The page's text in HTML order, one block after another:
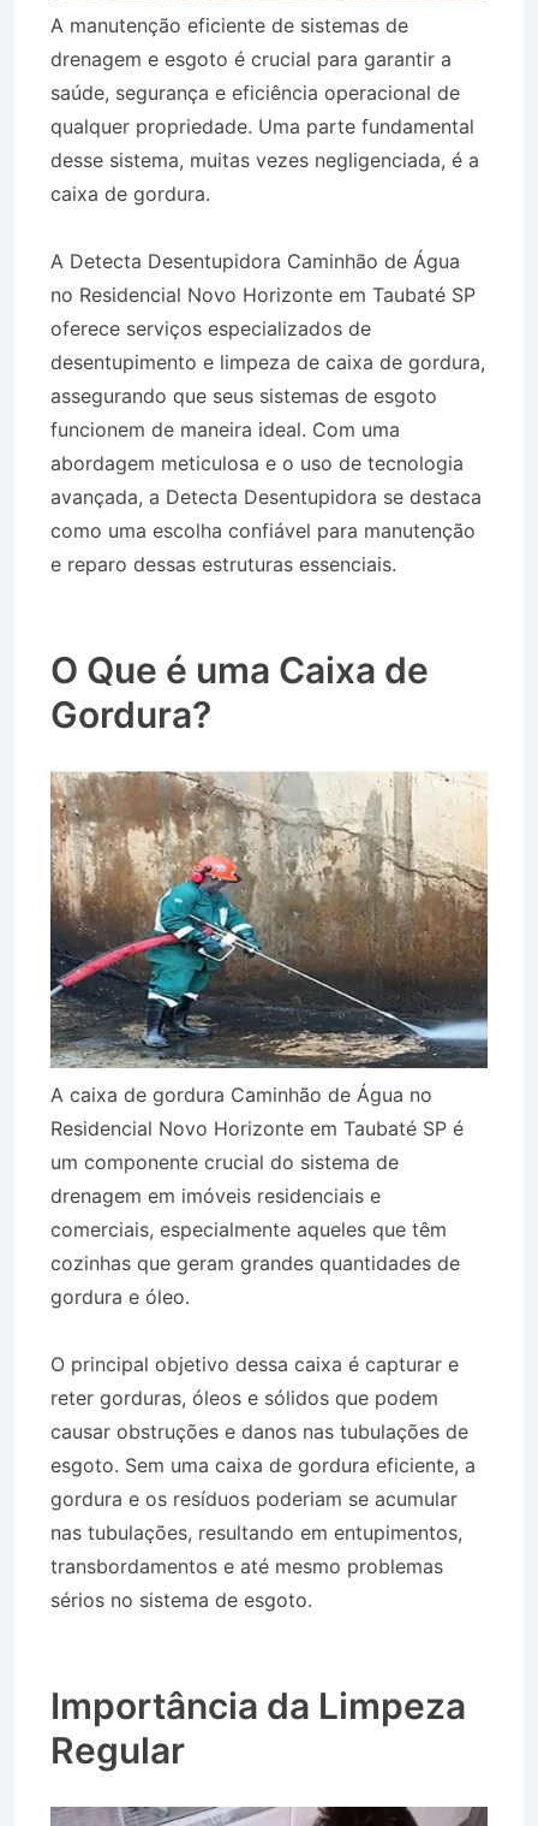
A manutenção eficiente de sistemas de
drenagem e esgoto é crucial para garantir a
saúde, segurança e eficiência operacional de
qualquer propriedade. Uma parte fundamental
desse sistema, muitas vezes negligenciada, é a
caixa de gordura.
A Detecta Desentupidora Caminhão de Água
no Residencial Novo Horizonte em Taubaté SP
oferece serviços especializados de
desentupimento e limpeza de caixa de gordura,
assegurando que seus sistemas de esgoto
funcionem de maneira ideal. Com uma
abordagem meticulosa e o uso de tecnologia
avançada, a Detecta Desentupidora se destaca
como uma escolha confiável para manutenção
e reparo dessas estruturas essenciais.
O Que é uma Caixa de
Gordura?
A caixa de gordura Caminhão de Água no
Residencial Novo Horizonte em Taubaté SP é
um componente crucial do sistema de
drenagem em imóveis residenciais e
comerciais, especialmente aqueles que têm
cozinhas que geram grandes quantidades de
gordura e óleo.
O principal objetivo dessa caixa é capturar e
reter gorduras, óleos e sólidos que podem
causar obstruções e danos nas tubulações de
esgoto. Sem uma caixa de gordura eficiente, a
gordura e os resíduos poderiam se acumular
nas tubulações, resultando em entupimentos,
transbordamentos e até mesmo problemas
sérios no sistema de esgoto.
Importância da Limpeza
Regular